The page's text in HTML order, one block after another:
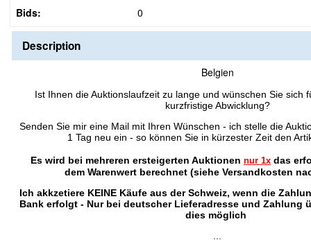
Bids: 0
Description
Belgien
Ist Ihnen die Auktionslaufzeit zu lange und wünschen Sie sich
kurzfristige Abwicklung?
Senden Sie mir eine Mail mit Ihren Wünschen - ich stelle die
1 Tag neu ein - so können Sie in kürzester Zeit den
Es wird bei mehreren ersteigerten Auktionen nur 1x das
dem Warenwert berechnet (siehe Versandkosten
Ich akkzetiere KEINE Käufe aus der Schweiz, wenn die
Bank erfolgt - Nur bei deutscher Lieferadresse und Zahlung
dies möglich